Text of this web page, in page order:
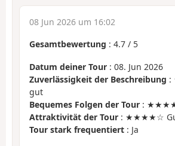
08 Jun 2026 um 16:02
Gesamtbewertung : 4.7 / 5
Datum deiner Tour : 08. Jun 2026
Zuverlässigkeit der Beschreibung :
gut
Bequemes Folgen der Tour :
Attraktivität der Tour : ★★★★☆
Tour stark frequentiert : Ja